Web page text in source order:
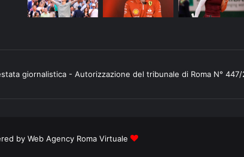
giornalistica - Autorizzazione del tribunale di Roma N°
by Web Agency Roma Virtuale